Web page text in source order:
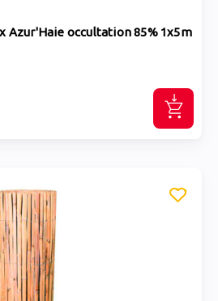
Azur'Haie occultation 85% 1x5m